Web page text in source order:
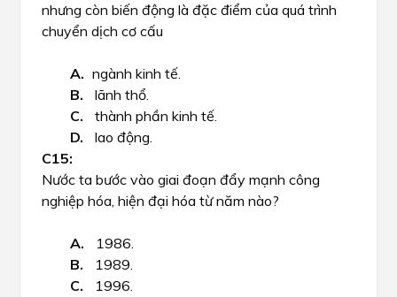
nhưng còn biến động là đặc điểm của quá trình
chuyển dịch cơ cấu
ngành kinh tế.
lãnh thổ.
thành phần kinh tế.
lao động.
Nước ta bước vào giai đoạn đẩy mạnh công
nghiệp hóa, hiện đại hóa từ năm nào?
1986.
1989.
1996.